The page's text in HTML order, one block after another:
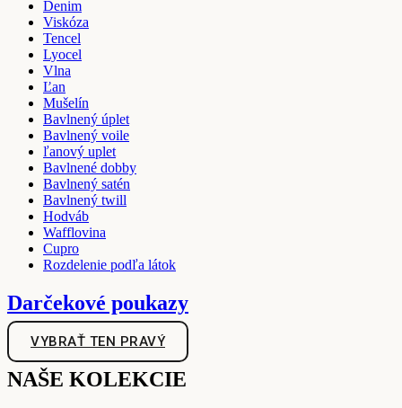
Denim
Viskóza
Tencel
Lyocel
Vlna
Ľan
Mušelín
Bavlnený úplet
Bavlnený voile
ľanový uplet
Bavlnené dobby
Bavlnený satén
Bavlnený twill
Hodváb
Wafflovina
Cupro
Rozdelenie podľa látok
Darčekové poukazy
VYBRAŤ TEN PRAVÝ
NAŠE KOLEKCIE